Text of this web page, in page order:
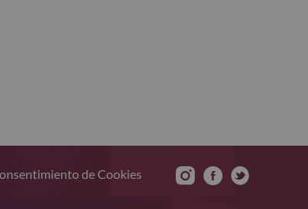
de Cookies